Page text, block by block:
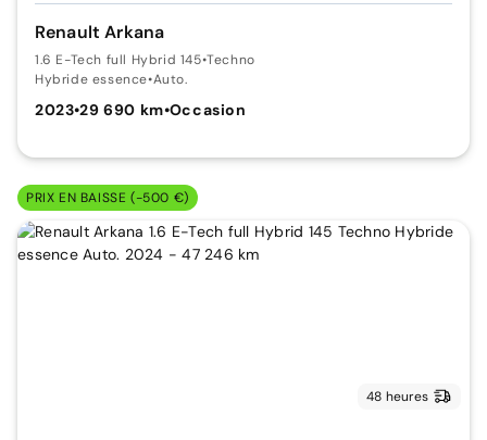
Renault Arkana
1.6 E-Tech full Hybrid 145•Techno
Hybride essence•Auto.
2023•29 690 km•Occasion
PRIX EN BAISSE (-500 €)
48 heures